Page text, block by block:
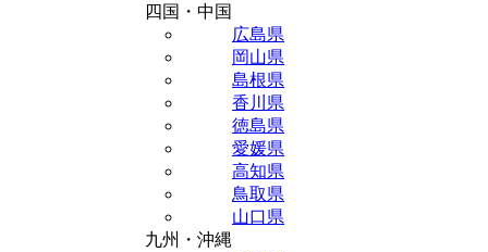
四国・中国
広島県
岡山県
島根県
香川県
徳島県
愛媛県
高知県
鳥取県
山口県
九州・沖縄